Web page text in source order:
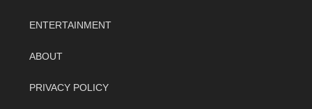
ENTERTAINMENT
ABOUT
PRIVACY POLICY